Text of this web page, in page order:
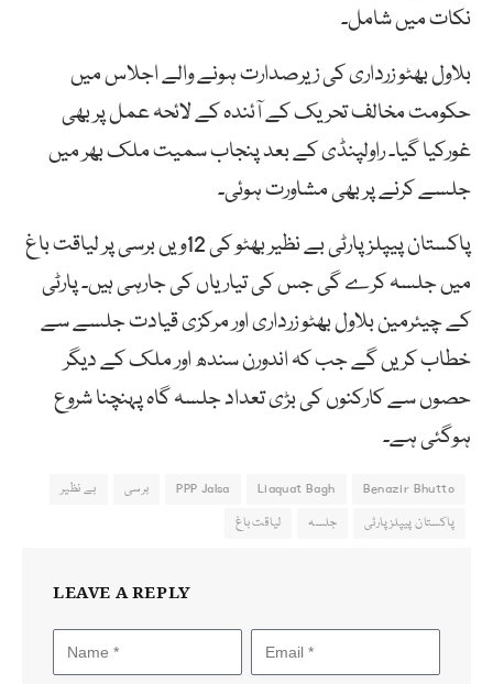
نکات میں شامل۔
بلاول بھٹو زرداری کی زیرصدارت ہونے والے اجلاس میں
حکومت مخالف تحریک کے آئندہ کے لائحہ عمل پر بھی
غورکیا گیا۔ راولپنڈی کے بعد پنجاب سمیت ملک بھر میں
جلسے کرنے پر بھی مشاورت ہوئی۔
پاکستان پیپلزپارٹی بے نظیر بھٹو کی 12ویں برسی پر لیاقت باغ
میں جلسہ کرے گی جس کی تیاریاں کی جارہی ہیں۔ پارٹی
کے چیئرمین بلاول بھٹو زرداری اور مرکزی قیادت جلسے سے
خطاب کریں گے جب کہ اندورن سندھ اور ملک کے دیگر
حصوں سے کارکنوں کی بڑی تعداد جلسہ گاہ پہنچنا شروع
ہوگئی ہے۔
Benazir Bhutto
Liaquat Bagh
PPP Jalsa برسی
بے نظیر
پاکستان پیپلزپارٹی
جلسہ لیاقت باغ
LEAVE A REPLY